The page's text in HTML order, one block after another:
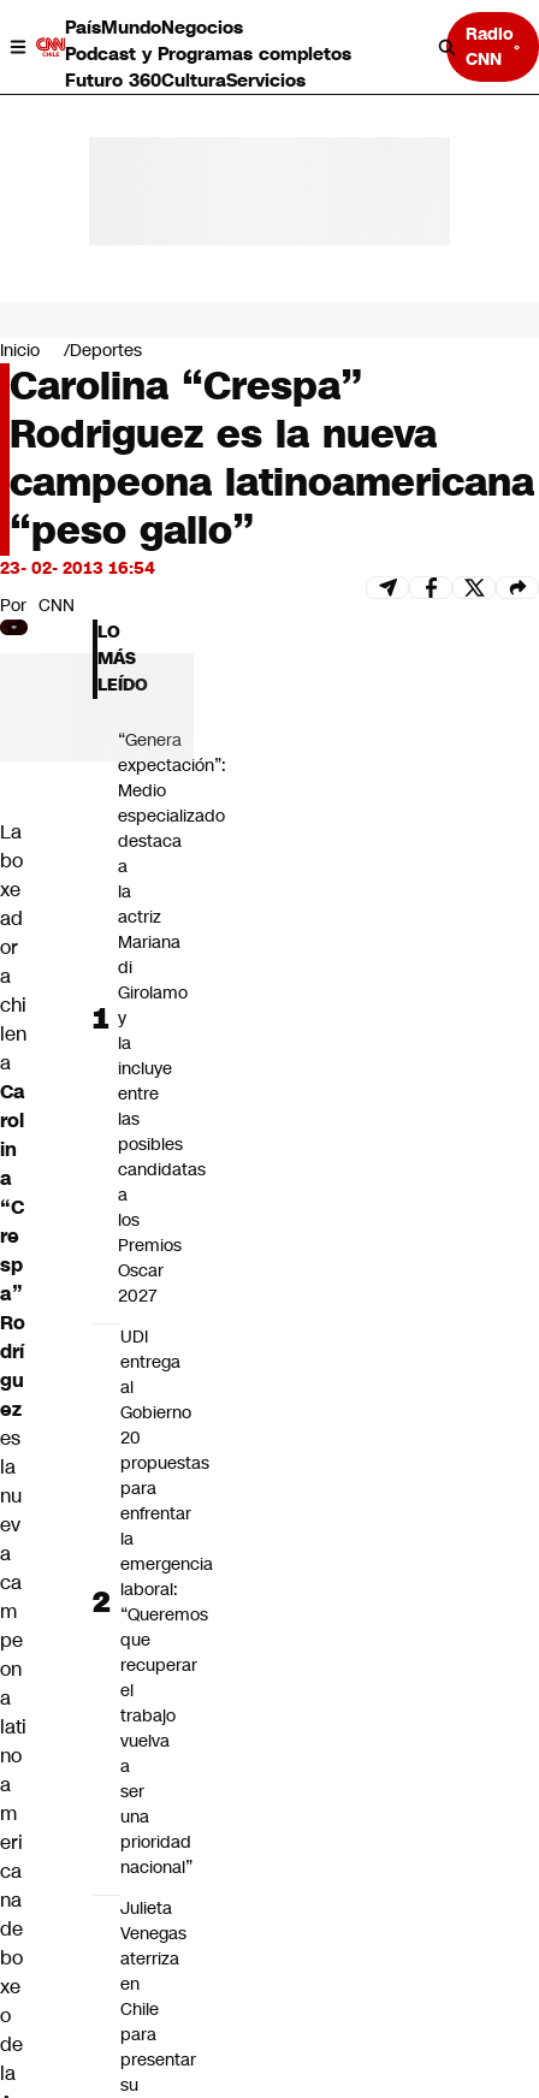
PaísMundoNegocios
Podcast y Programas completos
Futuro 360CulturaServicios
Radio
CNN
Negocios
Deportes
Programas completos
Cultura
Servicios
Bits
CNN Data
CNN tiempo
Futuro 360
Inicio Deportes
Carolina “Crespa”
Rodriguez es la nueva
campeona latinoamericana
“peso gallo”
23- 02- 2013 16:54
Por CNN
La
bo
xe
ad
or
a
chi
len
a
Ca
rol
in
a
“C
re
sp
a”
Ro
drí
gu
ez
es
la
nu
ev
a
ca
m
pe
on
a
lati
no
a
m
eri
ca
na
de
bo
xe
o
de
la
LO
MÁS
LEÍDO
“Genera
expectación”:
Medio
especializado
destaca
a
la
actriz
Mariana
di
Girolamo
y
la
incluye
entre
las
posibles
candidatas
a
los
Premios
Oscar
2027
UDI
entrega
al
Gobierno
20
propuestas
para
enfrentar
la
emergencia
laboral:
“Queremos
que
recuperar
el
trabajo
vuelva
a
ser
una
prioridad
nacional”
Julieta
Venegas
aterriza
en
Chile
para
presentar
su